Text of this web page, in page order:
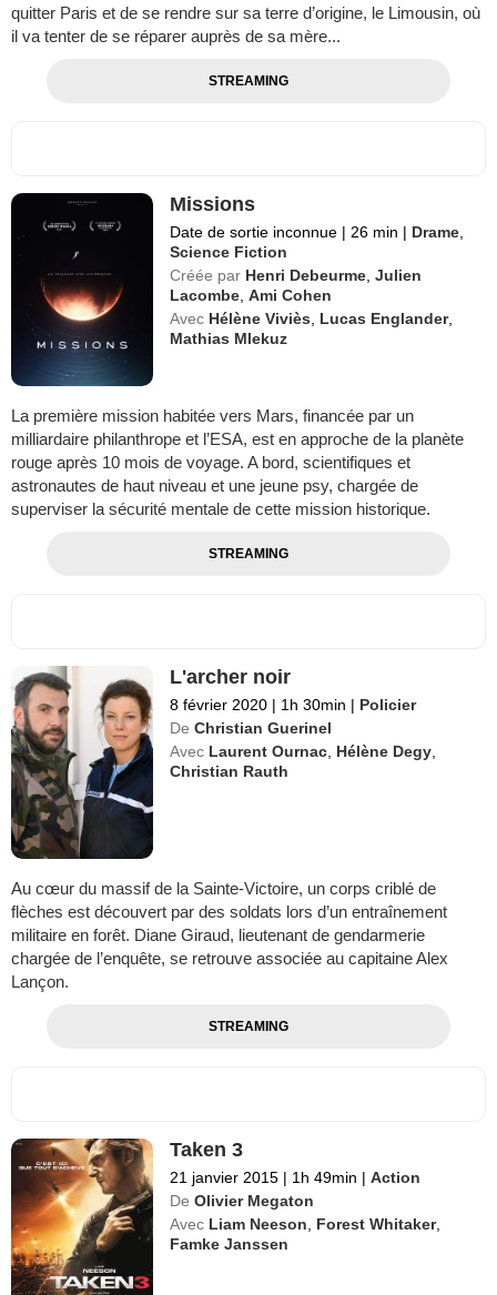
quitter Paris et de se rendre sur sa terre d’origine, le Limousin, où
il va tenter de se réparer auprès de sa mère...
STREAMING
Missions
Date de sortie inconnue | 26 min | Drame
Science Fiction
Créée par Henri Debeurme ,Julien
Lacombe ,Ami Cohen
Avec Hélène Viviès Lucas Englander,
Mathias Mlekuz
La première mission habitée vers Mars, financée par un
milliardaire philanthrope et l’ESA, est en approche de la planète
rouge après 10 mois de voyage. A bord, scientifiques et
astronautes de haut niveau et une jeune psy, chargée de
superviser la sécurité mentale de cette mission historique.
STREAMING
L'archer noir
8 février 2020 | 1h 30min | Policier
De Christian Guerinel
Avec Laurent Ournac Hélène Degy
Christian Rauth
Au cœur du massif de la Sainte-Victoire, un corps criblé de
flèches est découvert par des soldats lors d’un entraînement
militaire en forêt. Diane Giraud, lieutenant de gendarmerie
chargée de l’enquête, se retrouve associée au capitaine Alex
Lançon.
STREAMING
Taken 3
21 janvier 2015 | 1h 49min | Action
De Olivier Megaton
Avec Liam Neeson Forest Whitaker,
Famke Janssen